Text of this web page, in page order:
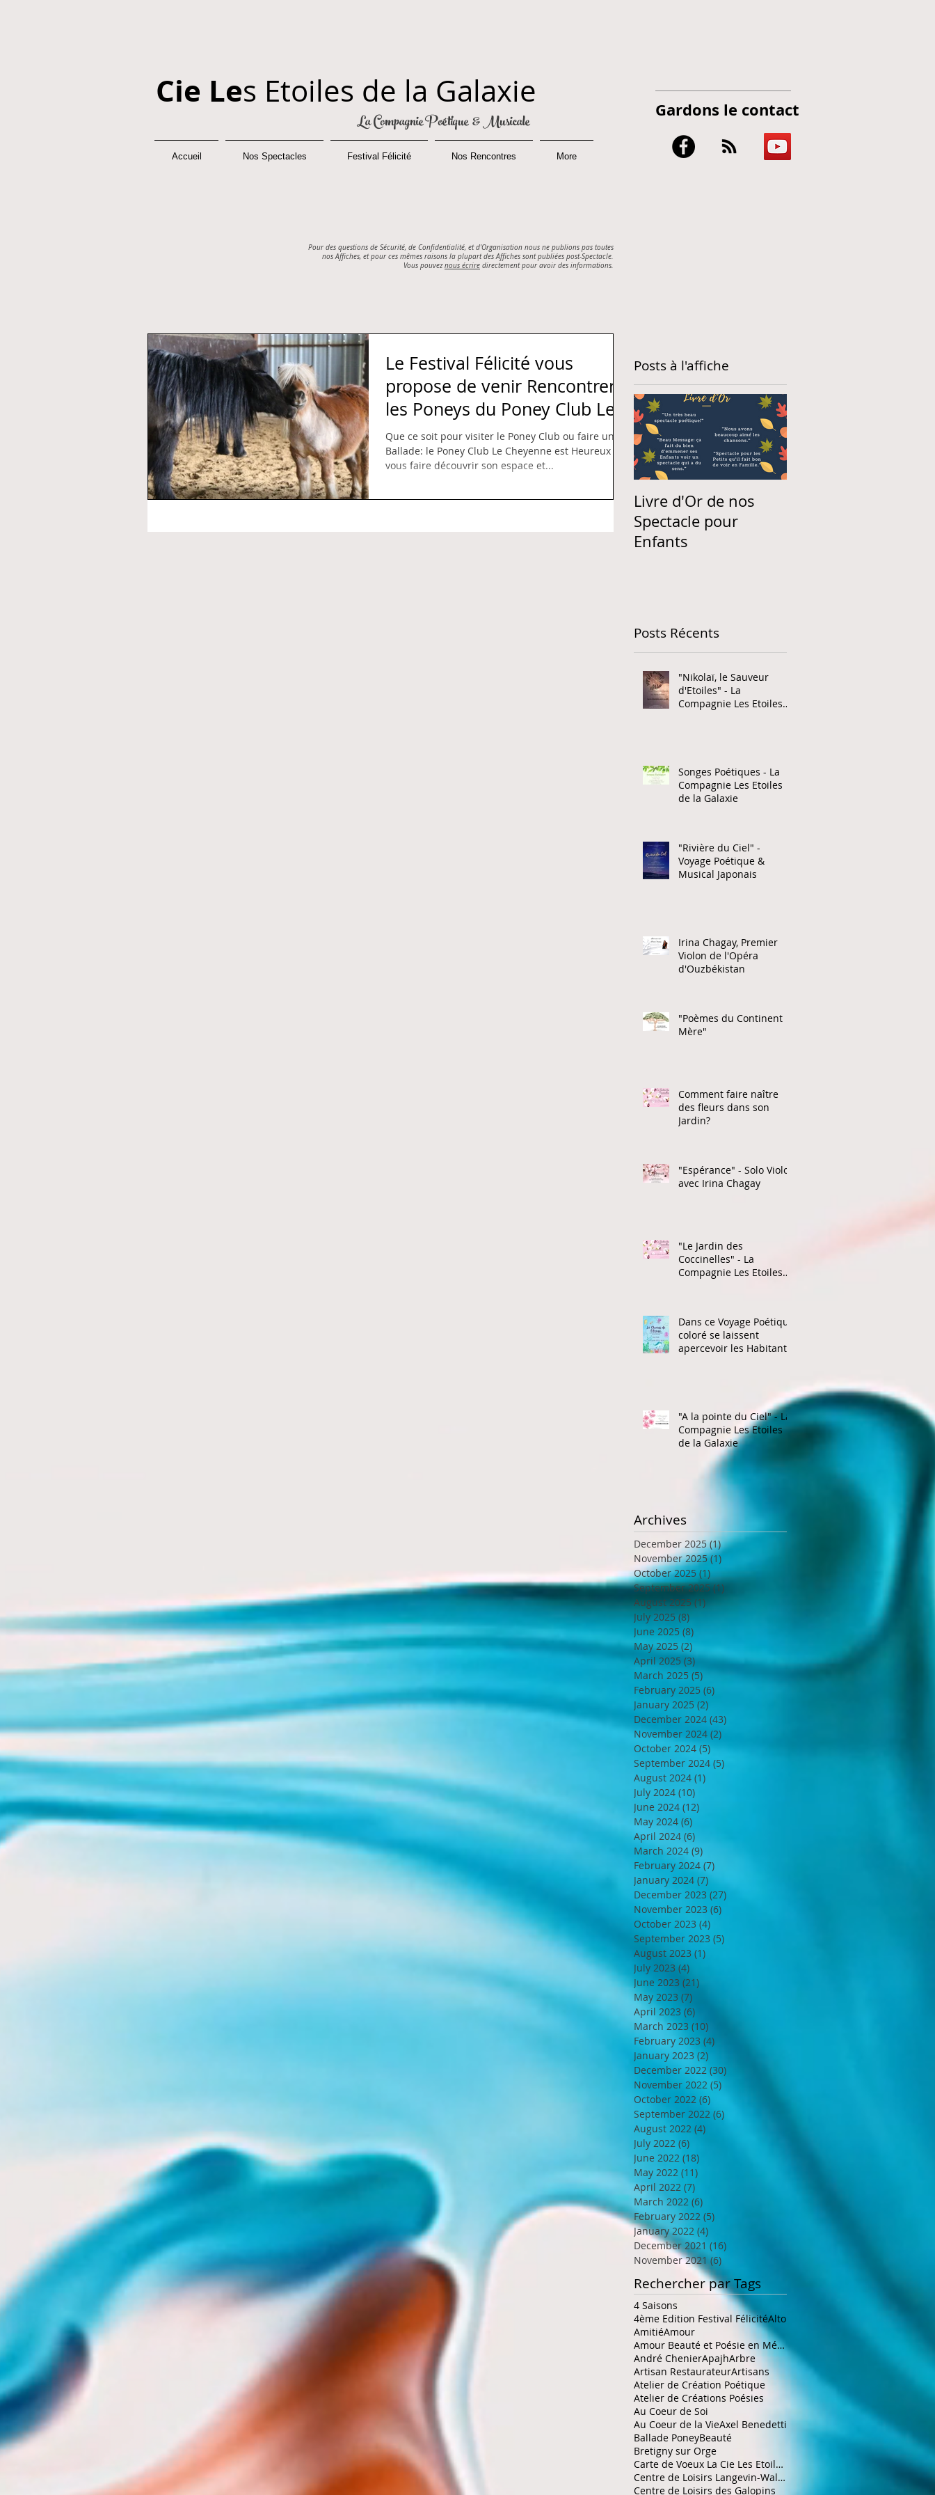
Cie Les Etoiles de la Galaxie
La Compagnie Poétique & Musicale
Accueil Nos Spectacles Festival Félicité Nos Rencontres More
Gardons le contact
Pour des questions de Sécurité, de Confidentialité, et d'Organisation nous ne publions pas toutes
nos Affiches, et pour ces mêmes raisons la plupart des Affiches sont publiées post-Spectacle.
Vous pouveznous écrire directement pour avoir des informations.
Le Festival Félicité vous
propose de venir Rencontrer
les Poneys du Poney Club Le
Cheyenne
Que ce soit pour visiter le Poney Club ou faire une
Ballade: le Poney Club Le Cheyenne est Heureux de
vous faire découvrir son espace et...
Posts à l'affiche
Livre d'Or de nos
Spectacle pour
Enfants
Posts Récents
"Nikolaï, le Sauveur
d'Etoiles" - La
Compagnie Les Etoiles
Songes Poétiques - La
Compagnie Les Etoiles
de la Galaxie
"Rivière du Ciel" -
Voyage Poétique &
Musical Japonais
Irina Chagay, Premier
Violon de l'Opéra
d'Ouzbékistan
"Poèmes du Continent
Mère"
Comment faire naître
des fleurs dans son
Jardin?
"Espérance" - Solo Violon
avec Irina Chagay
"Le Jardin des
Coccinelles" - La
Compagnie Les Etoiles
Dans ce Voyage Poétique
coloré se laissent
apercevoir les Habitants
"A la pointe du Ciel" - La
Compagnie Les Etoiles
de la Galaxie
Archives
December 2025 (1)1 post
November 2025 (1)
October 2025 (1) 1 post
September 2025 (1)
August 2025 (1)1 post
July 2025 (8)8 posts
June 2025 (8)
May 2025 (2)
April 2025 (3)3 posts
March 2025 (5) 5 posts
February 2025 (6)
January 2025 (2)
December 2024 (43)
November 2024 (2)
October 2024 (5)
September 2024 (5)
August 2024 (1)
July 2024 (10)
June 2024 (12)
May 2024 (6)
April 2024 (6)
March 2024 (9)
February 2024 (7)
January 2024 (7)
December 2023 (27)
November 2023 (6)
October 2023 (4)
September 2023 (5)
August 2023 (1)
July 2023 (4)
June 2023 (21)
May 2023 (7)
April 2023 (6)
March 2023 (10)
February 2023 (4)
January 2023 (2)
December 2022 (30)
November 2022 (5)
October 2022 (6)
September 2022 (6)
August 2022 (4)
July 2022 (6)
June 2022 (18)
May 2022 (11)
April 2022 (7)
March 2022 (6)
February 2022 (5)
January 2022 (4)
December 2021 (16)
November 2021 (6)
Rechercher par Tags
4 Saisons
4ème Edition Festival FélicitéAlto
AmitiéAmour
Amour Beauté et Poésie en Méditerranée
André ChenierApajhArbre
Artisan RestaurateurArtisans
Atelier de Création Poétique
Atelier de Créations Poésies
Au Coeur de Soi
Au Coeur de la VieAxel Benedetti
Ballade PoneyBeauté
Bretigny sur Orge
Carte de Voeux La Cie Les Etoiles de la Galaxie
Centre de Loisirs Langevin-Wallon Châtillon
Centre de Loisirs des Galopins